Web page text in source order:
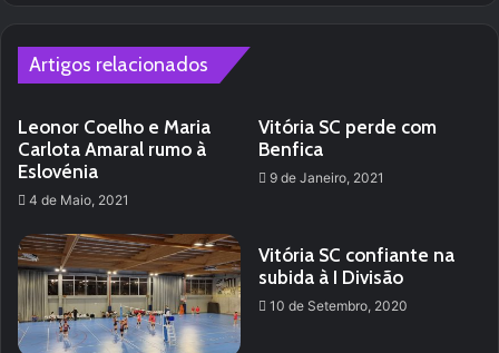
Artigos relacionados
Leonor Coelho e Maria
Carlota Amaral rumo à
Eslovénia
4 de Maio, 2021
Vitória SC perde com
Benfica
9 de Janeiro, 2021
Vitória SC confiante na
subida à I Divisão
10 de Setembro, 2020